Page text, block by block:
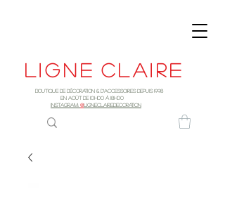
Ligne claire
Boutique de décoration & d'accessoires depuis 1998
EN AOûT DE 10h00 à 18H00
INSTAGRAM: @LIGNECLAIREDECORATION